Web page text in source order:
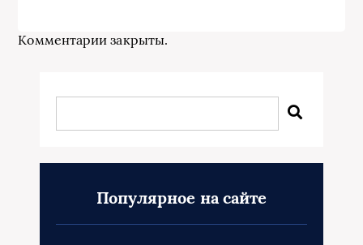
Комментарии закрыты.
Популярное на сайте